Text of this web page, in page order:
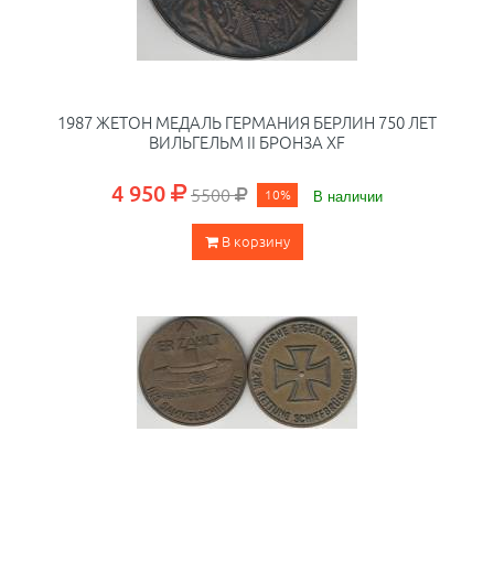
1987 ЖЕТОН МЕДАЛЬ ГЕРМАНИЯ БЕРЛИН 750 ЛЕТ
ВИЛЬГЕЛЬМ II БРОНЗА XF
4 950 5500 10% В наличии
В корзину